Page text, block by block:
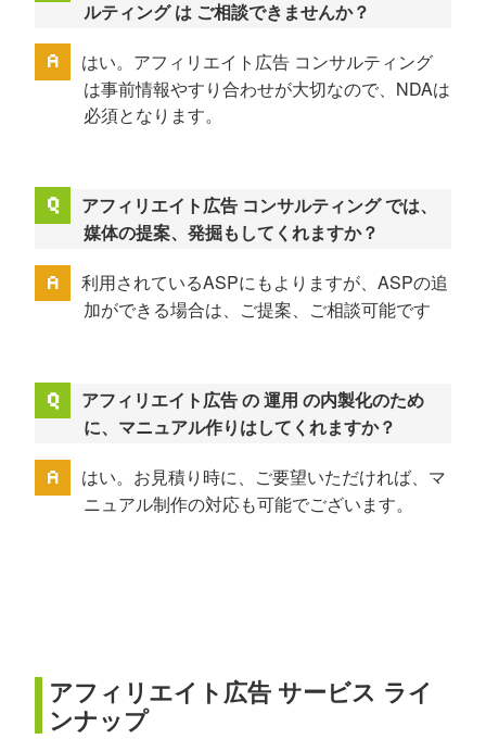
ルティング は ご相談できませんか？
はい。アフィリエイト広告 コンサルティング
は事前情報やすり合わせが大切なので、NDAは
必須となります。
アフィリエイト広告 コンサルティング では、
媒体の提案、発掘もしてくれますか？
利用されているASPにもよりますが、ASPの追
加ができる場合は、ご提案、ご相談可能です
アフィリエイト広告 の 運用 の内製化のため
に、マニュアル作りはしてくれますか？
はい。お見積り時に、ご要望いただければ、マ
ニュアル制作の対応も可能でございます。
アフィリエイト広告 サービス ライ
ンナップ